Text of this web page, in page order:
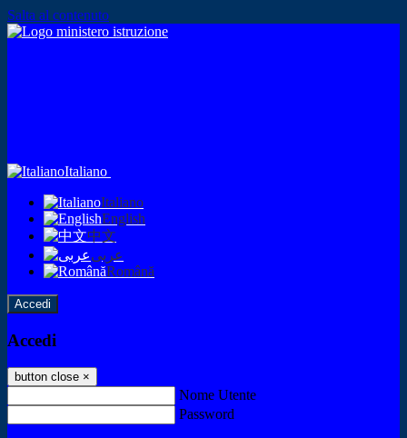
Salta al contenuto
Italiano
Italiano
English
中文
عربى
Română
Accedi
Accedi
button close ×
Nome Utente
Password